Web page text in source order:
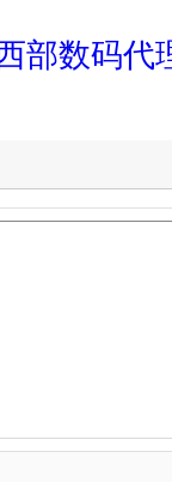
部数码代